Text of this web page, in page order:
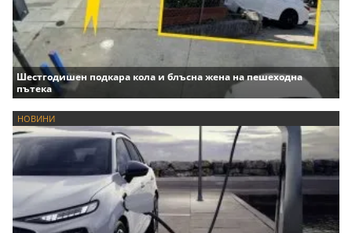
Шестгодишен подкара кола и блъсна жена на пешеходна
пътека
НОВИНИ